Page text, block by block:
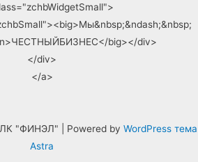
big></div>
</div>
</a>
"ФИНЭЛ" | Powered by WordPress тема
Astra